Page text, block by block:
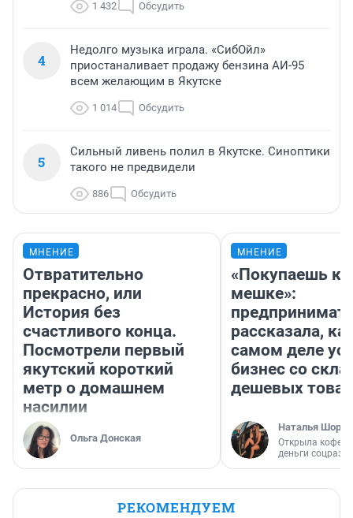
1 432 Обсудить
4
Недолго музыка играла. «СибОйл»
приостаналивает продажу бензина АИ-95
всем желающим в Якутске
1 014 Обсудить
5
Сильный ливень полил в Якутске. Синоптики
такого не предвидели
886 Обсудить
МНЕНИЕ
Отвратительно
прекрасно, или
История без
счастливого конца.
Посмотрели первый
якутский короткий
метр о домашнем
насилии
Ольга Донская
МНЕНИЕ
«Покупаешь
мешке»:
рассказала,
самом деле
бизнес со
дешевых
Наталья
Открыла
деньги
РЕКОМЕНДУЕМ